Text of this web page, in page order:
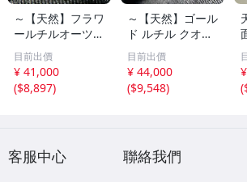
～【天然】フラワ
ールチルオーツ
丸玉 10.5mm 1.6
g
目前出價
¥ 41,000
($8,897)
～【天然】ゴール
ド ルチル クオー
ツ 丸玉 13.7mm
3.7g
目前出價
¥ 44,000
($9,548)
(
客服中心 聯絡我們